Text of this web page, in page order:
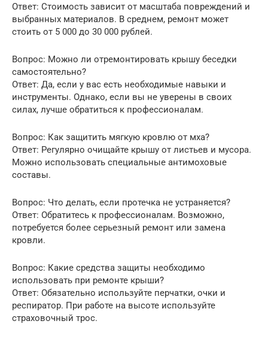
Ответ: Стоимость зависит от масштаба повреждений и
выбранных материалов. В среднем, ремонт может
стоить от 5 000 до 30 000 рублей.
Вопрос: Можно ли отремонтировать крышу беседки
самостоятельно?
Ответ: Да, если у вас есть необходимые навыки и
инструменты. Однако, если вы не уверены в своих
силах, лучше обратиться к профессионалам.
Вопрос: Как защитить мягкую кровлю от мха?
Ответ: Регулярно очищайте крышу от листьев и мусора.
Можно использовать специальные антимоховые
составы.
Вопрос: Что делать, если протечка не устраняется?
Ответ: Обратитесь к профессионалам. Возможно,
потребуется более серьезный ремонт или замена
кровли.
Вопрос: Какие средства защиты необходимо
использовать при ремонте крыши?
Ответ: Обязательно используйте перчатки, очки и
респиратор. При работе на высоте используйте
страховочный трос.